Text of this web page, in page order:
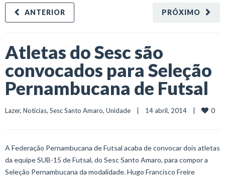
PRÓXIMO
ANTERIOR
Atletas do Sesc são
convocados para Seleção
Pernambucana de Futsal
Lazer, Notícias, Sesc Santo Amaro, Unidade
    |    14 abril, 2014    |
0
A Federação Pernambucana de Futsal acaba de convocar dois atletas
da equipe SUB-15 de Futsal, do Sesc Santo Amaro, para compor a
Seleção Pernambucana da modalidade. Hugo Francisco Freire